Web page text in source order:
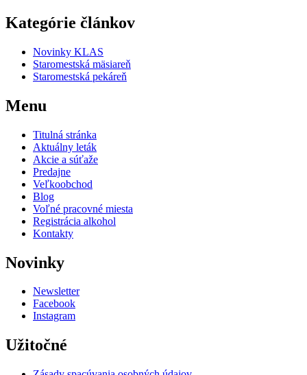
Kategórie článkov
Novinky KLAS
Staromestská mäsiareň
Staromestská pekáreň
Menu
Titulná stránka
Aktuálny leták
Akcie a súťaže
Predajne
Veľkoobchod
Blog
Voľné pracovné miesta
Registrácia alkohol
Kontakty
Novinky
Newsletter
Facebook
Instagram
Užitočné